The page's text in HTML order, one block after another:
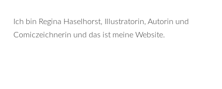
Ich bin Regina Haselhorst, Illustratorin, Autorin und
Comiczeichnerin und das ist meine Website.